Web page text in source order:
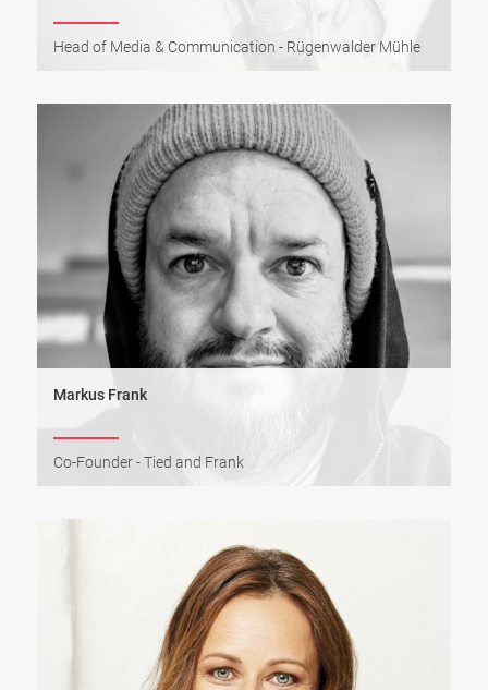
Head of Media & Communication - Rügenwalder Mühle
Markus Frank
Co-Founder - Tied and Frank